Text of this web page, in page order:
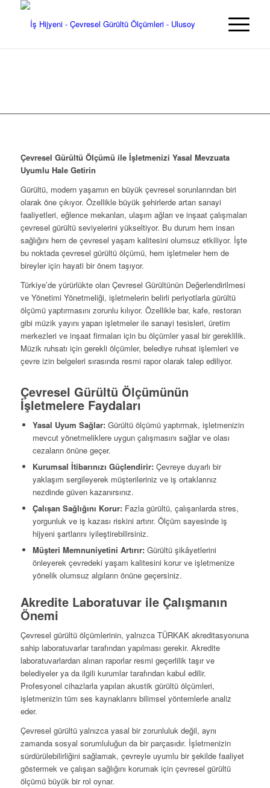
Çevresel Gürültü Ölçümü ile İşletmenizi Yasal Mevzuata
Uyumlu Hale Getirin
Gürültü, modern yaşamın en büyük çevresel sorunlarından biri
olarak öne çıkıyor. Özellikle büyük şehirlerde artan sanayi
faaliyetleri, eğlence mekanları, ulaşım ağları ve inşaat çalışmaları
çevresel gürültü seviyelerini yükseltiyor. Bu durum hem insan
sağlığını hem de çevresel yaşam kalitesini olumsuz etkiliyor. İşte
bu noktada çevresel gürültü ölçümü, hem işletmeler hem de
bireyler için hayati bir önem taşıyor.
Türkiye’de yürürlükte olan Çevresel Gürültünün Değerlendirilmesi
ve Yönetimi Yönetmeliği, işletmelerin belirli periyotlarla gürültü
ölçümü yaptırmasını zorunlu kılıyor. Özellikle bar, kafe, restoran
gibi müzik yayını yapan işletmeler ile sanayi tesisleri, üretim
merkezleri ve inşaat firmaları için bu ölçümler yasal bir gereklilik.
Müzik ruhsatı için gerekli ölçümler, belediye ruhsat işlemleri ve
çevre izin belgeleri sırasında resmi rapor olarak talep ediliyor.
Çevresel Gürültü Ölçümünün
İşletmelere Faydaları
Yasal Uyum Sağlar:Gürültü ölçümü yaptırmak, işletmenizin
mevcut yönetmeliklere uygun çalışmasını sağlar ve olası
cezaların önüne geçer.
Kurumsal İtibarınızı Güçlendirir:Çevreye duyarlı bir
yaklaşım sergileyerek müşterileriniz ve iş ortaklarınız
nezdinde güven kazanırsınız.
Çalışan Sağlığını Korur:Fazla gürültü, çalışanlarda stres,
yorgunluk ve iş kazası riskini artırır. Ölçüm sayesinde iş
hijyeni şartlarını iyileştirebilirsiniz.
Müşteri Memnuniyetini Artırır:Gürültü şikâyetlerini
önleyerek çevredeki yaşam kalitesini korur ve işletmenize
yönelik olumsuz algıların önüne geçersiniz.
Akredite Laboratuvar ile Çalışmanın
Önemi
Çevresel gürültü ölçümlerinin, yalnızca TÜRKAK akreditasyonuna
sahip laboratuvarlar tarafından yapılması gerekir. Akredite
laboratuvarlardan alınan raporlar resmi geçerlilik taşır ve
belediyeler ya da ilgili kurumlar tarafından kabul edilir.
Profesyonel cihazlarla yapılan akustik gürültü ölçümleri,
işletmenizin tüm ses kaynaklarını bilimsel yöntemlerle analiz
eder.
Çevresel gürültü yalnızca yasal bir zorunluluk değil, aynı
zamanda sosyal sorumluluğun da bir parçasıdır. İşletmenizin
sürdürülebilirliğini sağlamak, çevreyle uyumlu bir şekilde faaliyet
göstermek ve çalışan sağlığını korumak için çevresel gürültü
ölçümü büyük bir rol oynar.